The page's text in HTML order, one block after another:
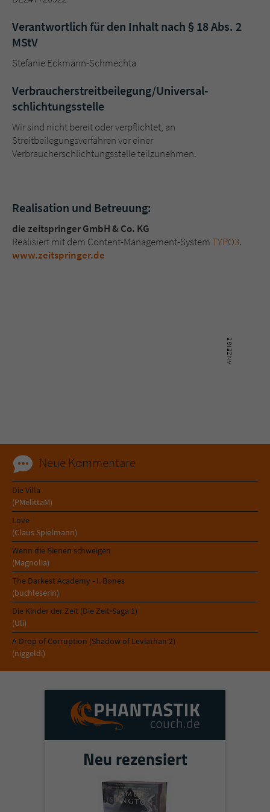
Verantwortlich für den Inhalt nach § 18 Abs. 2
MStV
Stefanie Eckmann-Schmechta
Verbraucher­streit­beilegung/Universal­
schlichtungs­stelle
Wir sind nicht bereit oder verpflichtet, an
Streitbeilegungsverfahren vor einer
Verbraucherschlichtungsstelle teilzunehmen.
Realisation und Betreuung:
die zeitspringer GmbH & Co. KG
Realisiert mit dem Content-Management-SystemTYPO3.
www.zeitspringer.de
Neue Kommentare
Die Villa
(PMelittaM)
Love
(Claus Spielmann)
Wenn die Bienen schweigen
(Magnolia)
The Darkest Academy - I. Bones
(buchleserin)
Die Kinder der Zeit (Die Zeit-Saga 1)
(Uli)
A Drop of Corruption (Shadow of Leviathan 2)
(niggeldi)
Neu rezensiert
Name tx_pwcomments_ahash
Anbieter Literatur-Couch Medien GmbH & Co. KG
Laufzeit 1 Jahr
Zweck Cookie für Kommentare einzelner Buchtitel
Name fe_typo_user
Laufzeit Session
Zweck
Dieses Cookie gewährleistet die
Kommunikation der Webseite mit dem
Benutzer. Es wird benötigt um z. B. den